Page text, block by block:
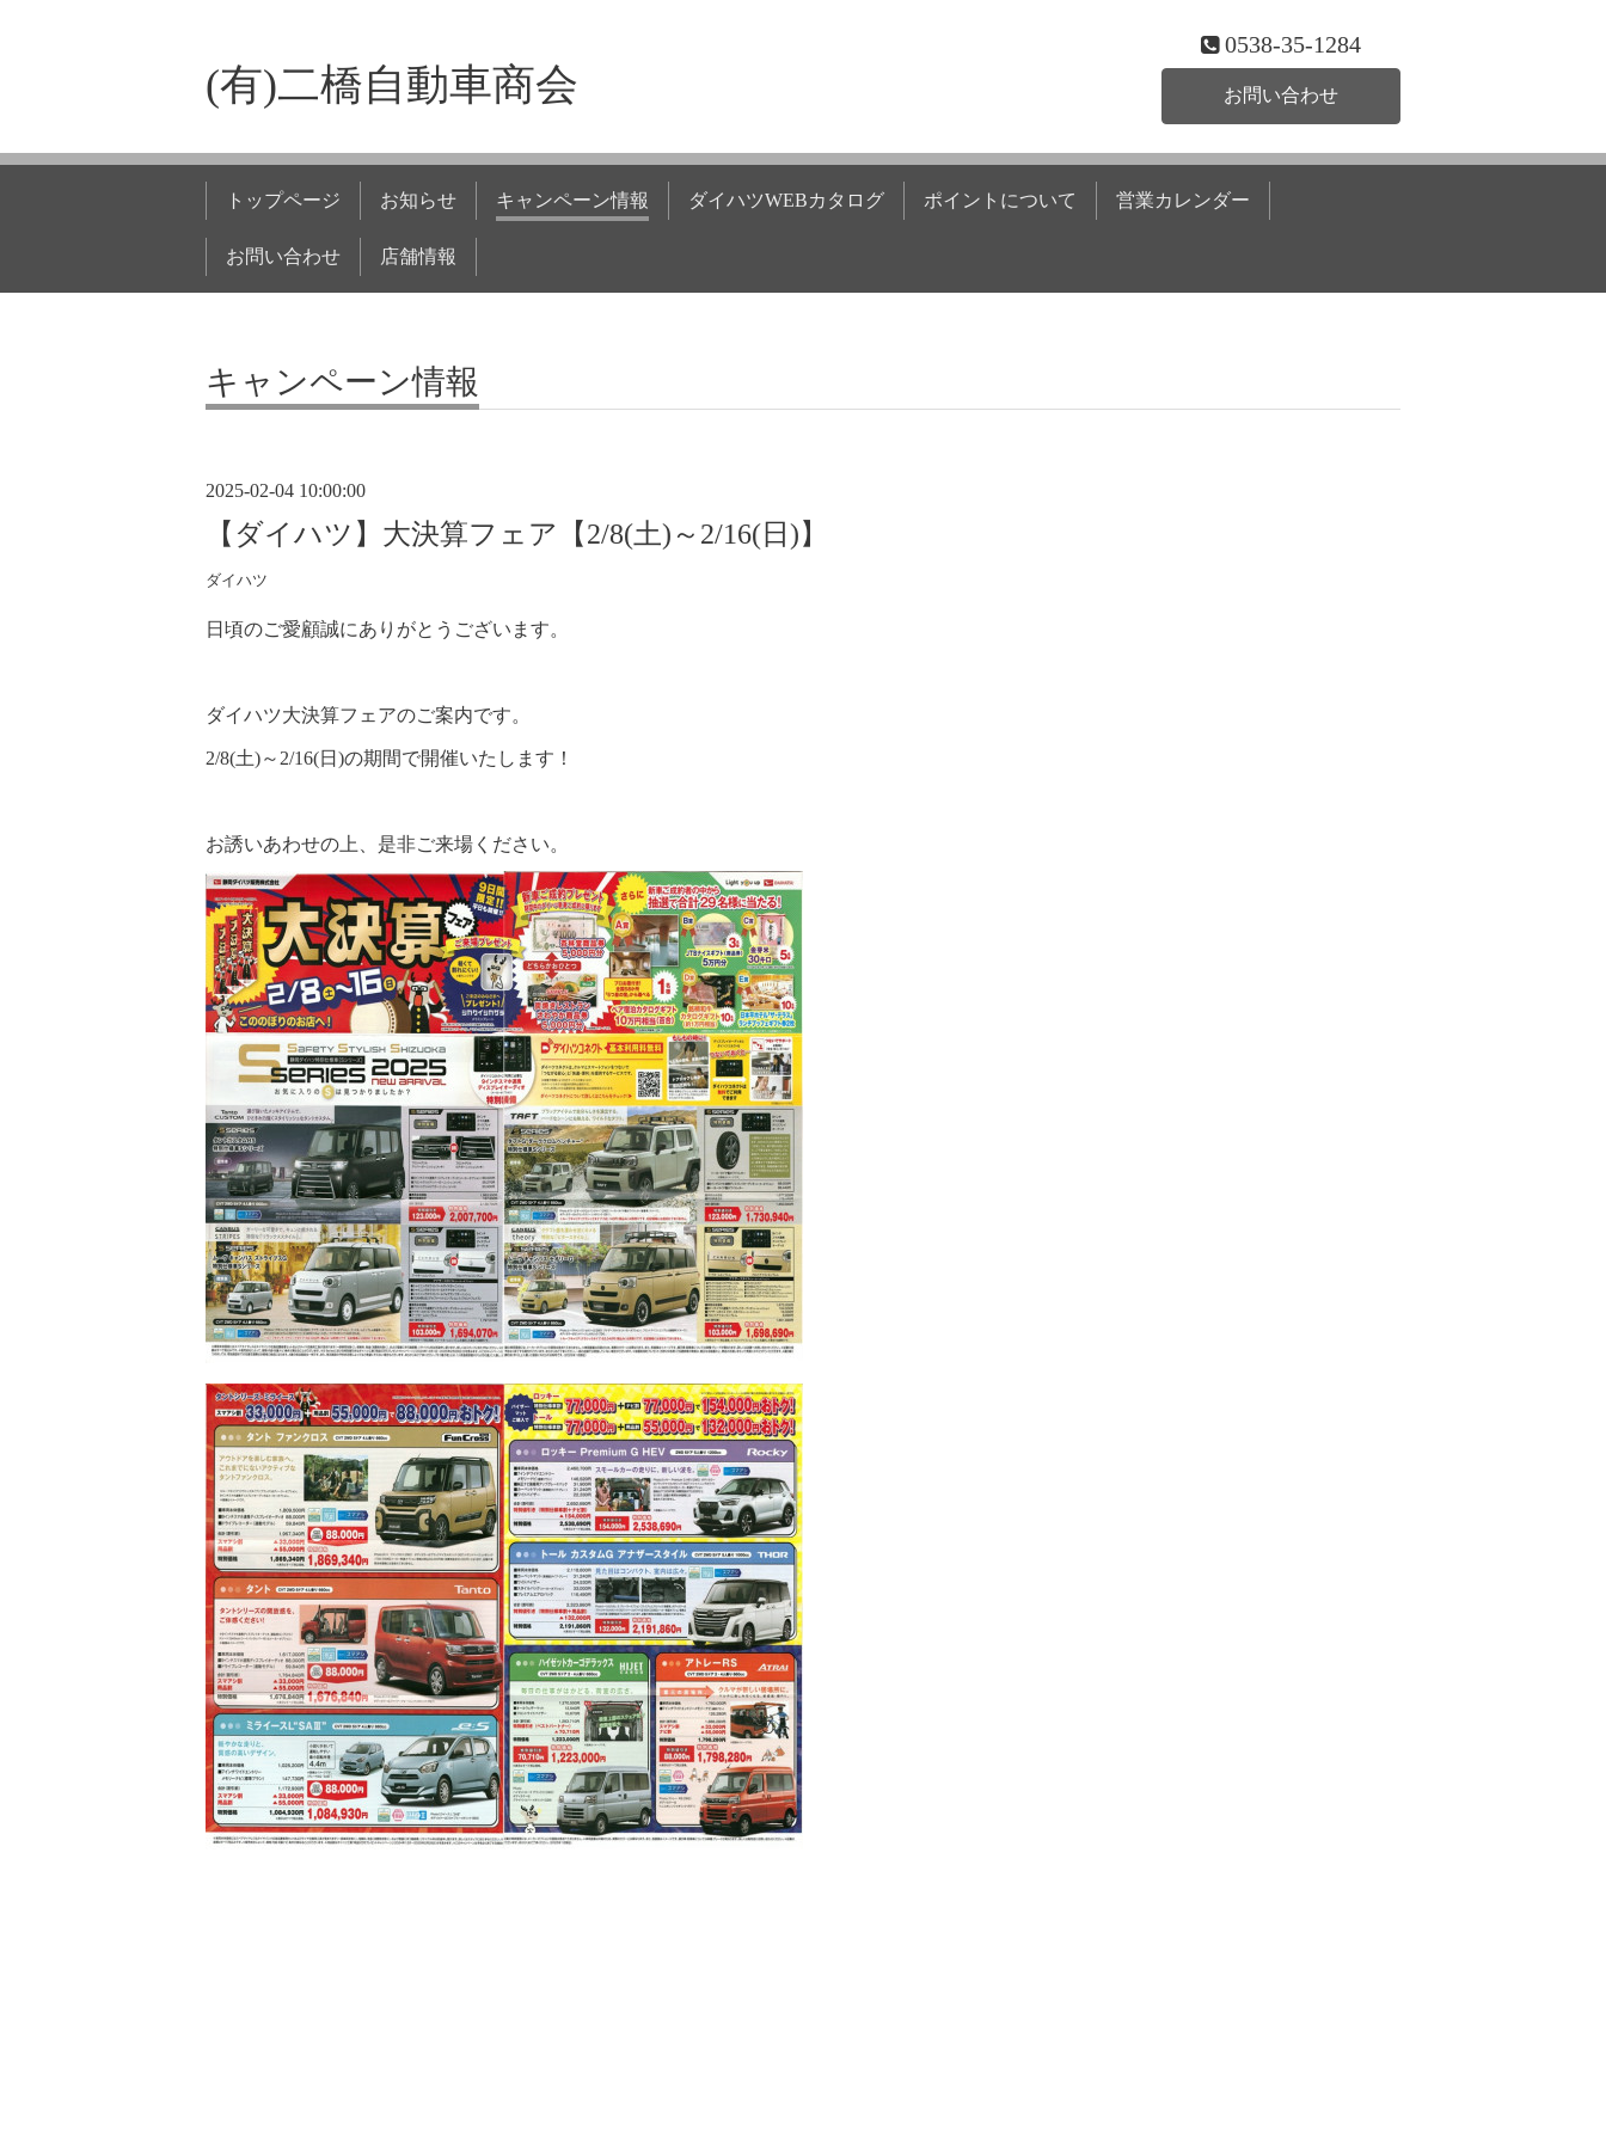
(有)二橋自動車商会
0538-35-1284
お問い合わせ
トップページ お知らせ キャンペーン情報 ダイハツWEBカタログ ポイントについて 営業カレンダー
お問い合わせ 店舗情報
キャンペーン情報
2025-02-04 10:00:00
【ダイハツ】大決算フェア【2/8(土)～2/16(日)】
ダイハツ
日頃のご愛顧誠にありがとうございます。
ダイハツ大決算フェアのご案内です。
2/8(土)～2/16(日)の期間で開催いたします！
お誘いあわせの上、是非ご来場ください。